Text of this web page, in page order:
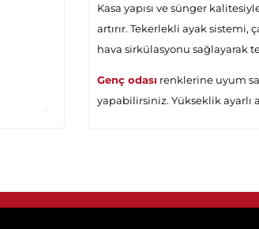
Kasa yapısı ve sünger
artırır. Tekerlekli ayak sistemi,
hava sirkülasyonu sağlayarak
Genç odası renklerine uyum
yapabilirsiniz. Yükseklik ayarlı